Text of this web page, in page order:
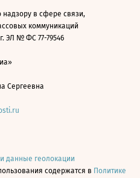
в сфере связи,
коммуникаций
ЭЛ № ФС 77-79546
Сергеевна
и данные геолокации
содержатся в Политике